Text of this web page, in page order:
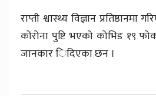
राप्ती श्वास्थ्य विज्ञान प्रतिष्ठानमा
कोरोना पुष्टि भएको कोभिड १९
जानकार िदिएका छन ।